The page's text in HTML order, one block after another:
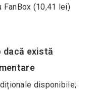
FanBox (10,41 lei)
dacă există
disponibile;